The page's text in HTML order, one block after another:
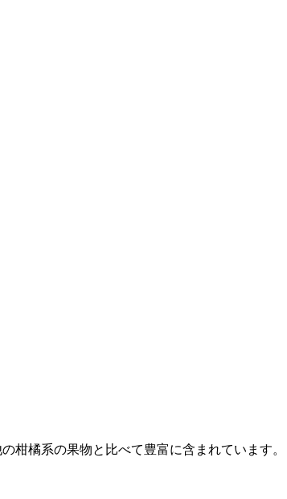
柑橘系の果物と比べて豊富に含まれています。